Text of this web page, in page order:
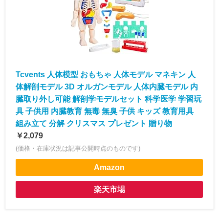
Tcvents 人体模型 おもちゃ 人体モデル マネキン 人
体解剖モデル 3D オルガンモデル 人体内臓モデル 内
臓取り外し可能 解剖学モデルセット 科学医学 学習玩
具 子供用 内臓教育 無毒 無臭 子供 キッズ 教育用具
組み立て 分解 クリスマス プレゼント 贈り物
￥2,079
(価格・在庫状況は記事公開時点のものです)
Amazon
楽天市場